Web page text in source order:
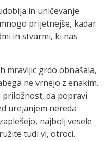
in uničevanje
prijetnejše, kadar
in stvarmi, ki nas
mravljic grdo obnašala,
ne vrnejo z enakim.
priložnost, da popravi
urejanjem nereda
najbolj vesele
tudi vi, otroci.